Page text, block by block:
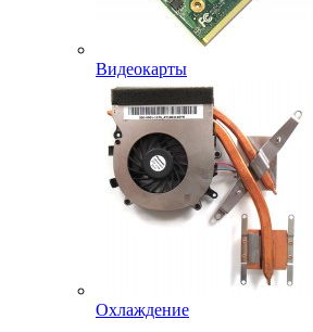
Видеокарты
Охлаждение